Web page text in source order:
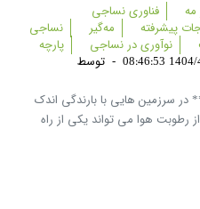
فناوری نساجی
پیشرفته مه‌گیر
نساجی
نوآوری در نساجی
پارچه
1404/4/10
- توسط
سرزمین هایی با بارندگی اندک
رطوبت هوا می تواند یکی از راه